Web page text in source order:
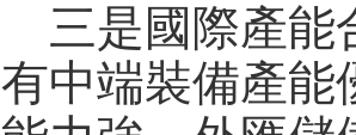
三是國際產能
有中端裝備產能